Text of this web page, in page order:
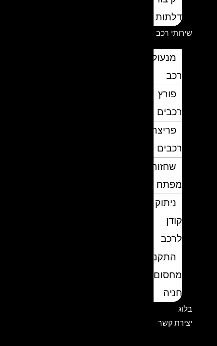
דלתות
שירותי רכב
מנעולן
פורץ
רכבים
פריצת
רכבים
שחזור
מפתח
ניתוק
לרכב
התקנת
מחסום
חניה
יצירת קשר